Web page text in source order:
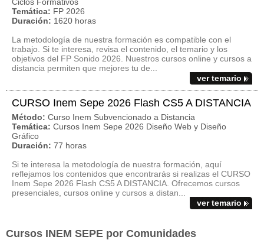
Temática: FP 2026
Duración: 1620 horas
La metodología de nuestra formación es compatible con el
trabajo. Si te interesa, revisa el contenido, el temario y los
objetivos del FP Sonido 2026. Nuestros cursos online y cursos a
distancia permiten que mejores tu de...
ver temario
CURSO Inem Sepe 2026 Flash CS5 A DISTANCIA
Método: Curso Inem Subvencionado a Distancia
Temática: Cursos Inem Sepe 2026 Diseño Web y Diseño
Gráfico
Duración: 77 horas
Si te interesa la metodología de nuestra formación, aquí
reflejamos los contenidos que encontrarás si realizas el CURSO
Inem Sepe 2026 Flash CS5 A DISTANCIA. Ofrecemos cursos
presenciales, cursos online y cursos a distan...
ver temario
Cursos INEM SEPE por Comunidades